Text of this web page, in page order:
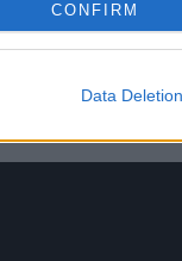
CONFIRM
Data Deletion
BEDEX